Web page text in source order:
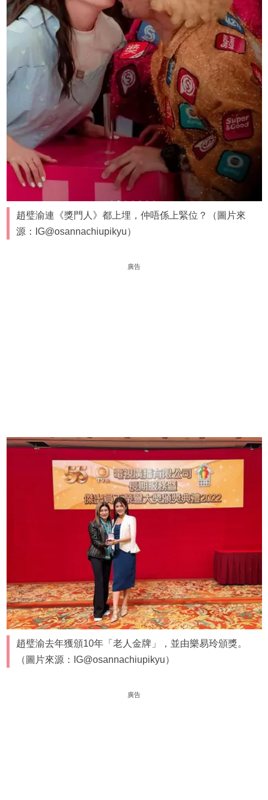
趙璧渝連《獎門人》都上埋，仲唔係上緊位？（圖片來
源：IG@osannachiupikyu）
廣告
趙璧渝去年獲頒10年「老人金牌」，並由樂易玲頒獎。
（圖片來源：IG@osannachiupikyu）
廣告